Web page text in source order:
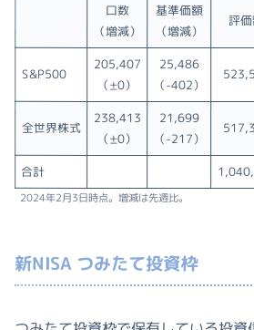
口数
（増減）
基準価額
（増減）
評
S&P500
205,407
（±0）
25,486
（-402）
全世界株式
238,413
（±0）
21,699
（-217）
合計
2024年2月3日時点。増減は先週比。
新NISA つみたて投資枠